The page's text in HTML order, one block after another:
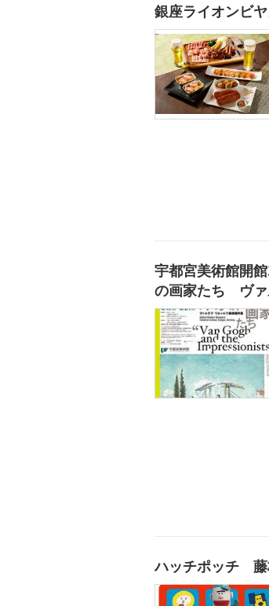
銀座ライオンビ
宇都宮美術館開
の画家たち ヴァ
ハッチポッチ 藤